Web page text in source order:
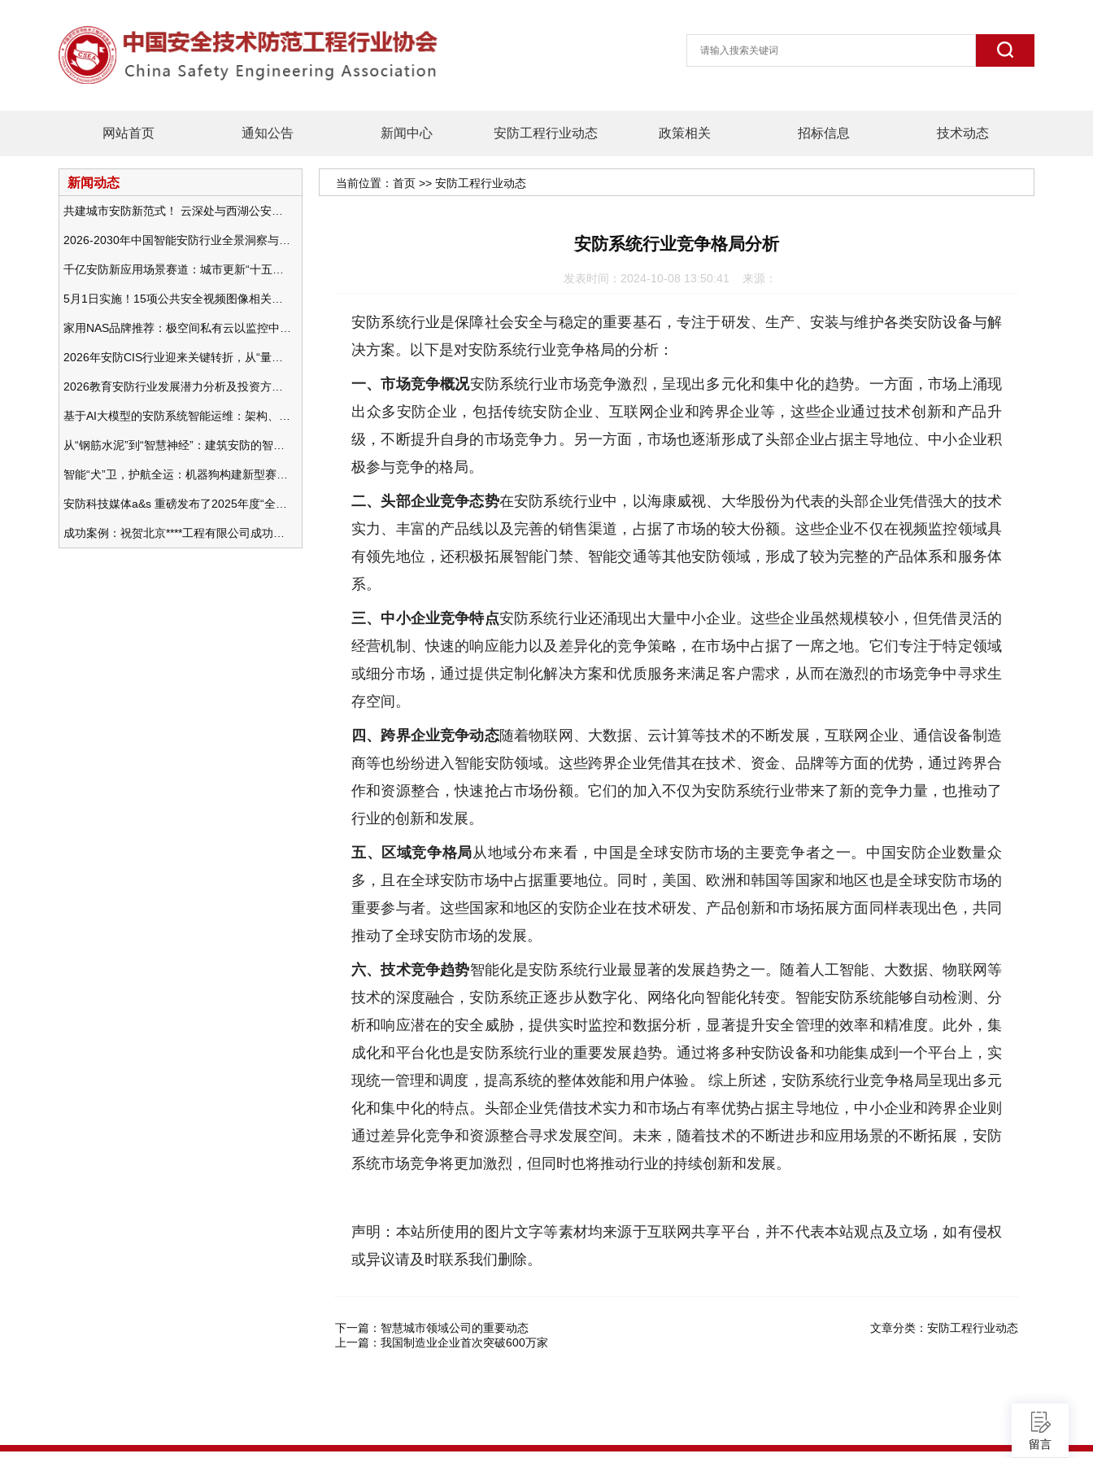
网站首页 通知公告 新闻中心 安防工程行业动态 政策相关 招标信息 技术动态
留言
新闻动态 当前位置： 首页 >> 安防工程行业动态
安防系统行业竞争格局分析
发表时间：2024-10-08 13:50:41 来源：
安防系统行业是保障社会安全与稳定的重要基石，专注于研发、生产、安装与维护各类安防设备与解
决方案。以下是对安防系统行业竞争格局的分析：
一、市场竞争概况安防系统行业市场竞争激烈，呈现出多元化和集中化的趋势。一方面，市场上涌现
出众多安防企业，包括传统安防企业、互联网企业和跨界企业等，这些企业通过技术创新和产品升
级，不断提升自身的市场竞争力。另一方面，市场也逐渐形成了头部企业占据主导地位、中小企业积
极参与竞争的格局。
二、头部企业竞争态势在安防系统行业中，以海康威视、大华股份为代表的头部企业凭借强大的技术
实力、丰富的产品线以及完善的销售渠道，占据了市场的较大份额。这些企业不仅在视频监控领域具
有领先地位，还积极拓展智能门禁、智能交通等其他安防领域，形成了较为完整的产品体系和服务体
系。
三、中小企业竞争特点安防系统行业还涌现出大量中小企业。这些企业虽然规模较小，但凭借灵活的
经营机制、快速的响应能力以及差异化的竞争策略，在市场中占据了一席之地。它们专注于特定领域
或细分市场，通过提供定制化解决方案和优质服务来满足客户需求，从而在激烈的市场竞争中寻求生
存空间。
四、跨界企业竞争动态随着物联网、大数据、云计算等技术的不断发展，互联网企业、通信设备制造
商等也纷纷进入智能安防领域。这些跨界企业凭借其在技术、资金、品牌等方面的优势，通过跨界合
作和资源整合，快速抢占市场份额。它们的加入不仅为安防系统行业带来了新的竞争力量，也推动了
行业的创新和发展。
五、区域竞争格局从地域分布来看，中国是全球安防市场的主要竞争者之一。中国安防企业数量众
多，且在全球安防市场中占据重要地位。同时，美国、欧洲和韩国等国家和地区也是全球安防市场的
重要参与者。这些国家和地区的安防企业在技术研发、产品创新和市场拓展方面同样表现出色，共同
推动了全球安防市场的发展。
六、技术竞争趋势智能化是安防系统行业最显著的发展趋势之一。随着人工智能、大数据、物联网等
技术的深度融合，安防系统正逐步从数字化、网络化向智能化转变。智能安防系统能够自动检测、分
析和响应潜在的安全威胁，提供实时监控和数据分析，显著提升安全管理的效率和精准度。此外，集
成化和平台化也是安防系统行业的重要发展趋势。通过将多种安防设备和功能集成到一个平台上，实
现统一管理和调度，提高系统的整体效能和用户体验。 综上所述，安防系统行业竞争格局呈现出多元
化和集中化的特点。头部企业凭借技术实力和市场占有率优势占据主导地位，中小企业和跨界企业则
通过差异化竞争和资源整合寻求发展空间。未来，随着技术的不断进步和应用场景的不断拓展，安防
系统市场竞争将更加激烈，但同时也将推动行业的持续创新和发展。
声明：本站所使用的图片文字等素材均来源于互联网共享平台，并不代表本站观点及立场，如有侵权
或异议请及时联系我们删除。
文章分类： 安防工程行业动态
下一篇： 智慧城市领域公司的重要动态
上一篇： 我国制造业企业首次突破600万家